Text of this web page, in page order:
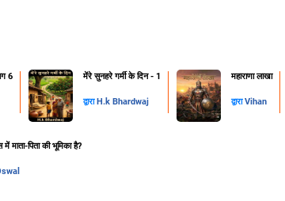
6 मेंरे सुनहरे गर्मी के दिन - 1
द्वारा H.k Bhardwaj
महाराणा लाखा
द्वाराVihan
माता-पिता की भूमिका है?